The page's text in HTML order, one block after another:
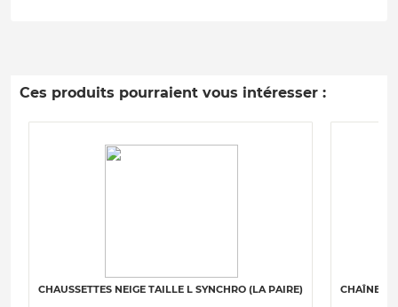
Ces produits pourraient vous intéresser :
CHAUSSETTES NEIGE TAILLE L SYNCHRO (LA PAIRE) CHAÎNES